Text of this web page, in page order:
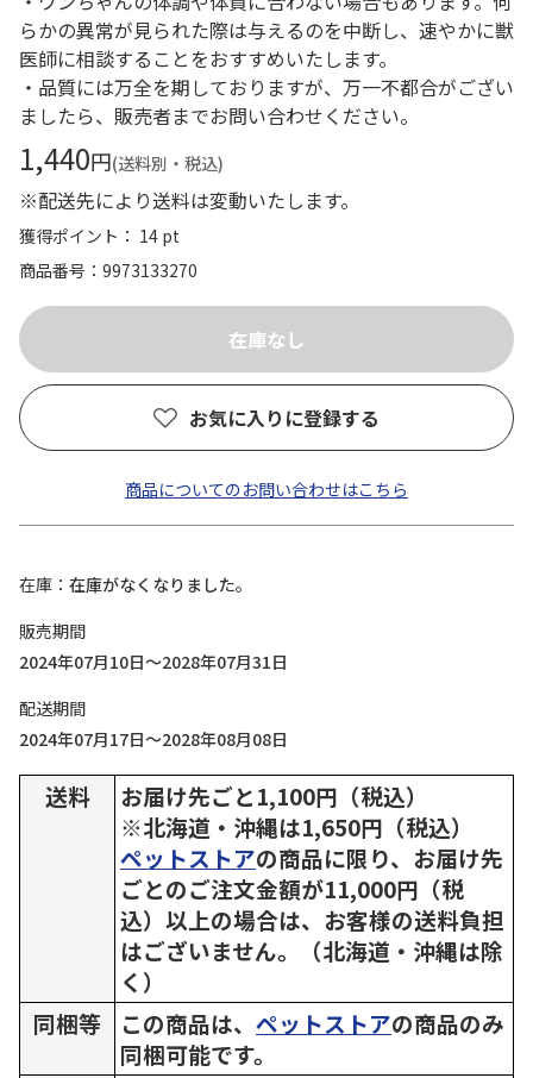
らかの異常が見られた際は与えるのを中断し、速やかに獣
医師に相談することをおすすめいたします。
・品質には万全を期しておりますが、万一不都合がござい
ましたら、販売者までお問い合わせください。
1,440円(送料別・税込)
※配送先により送料は変動いたします。
獲得ポイント： 14 pt
商品番号
9973133270
お気に入りに登録する
商品についてのお問い合わせはこちら
在庫
在庫がなくなりました。
販売期間
2024年07月10日～2028年07月31日
配送期間
2024年07月17日～2028年08月08日
送料
お届け先ごと1,100円（税込）
※北海道・沖縄は1,650円（税込）
ペットストアの商品に限り、お届け先
ごとのご注文金額が11,000円（税
込）以上の場合は、お客様の送料負担
はございません。（北海道・沖縄は除
く）
同梱等
この商品は、 ペットストアの商品のみ
同梱可能です。